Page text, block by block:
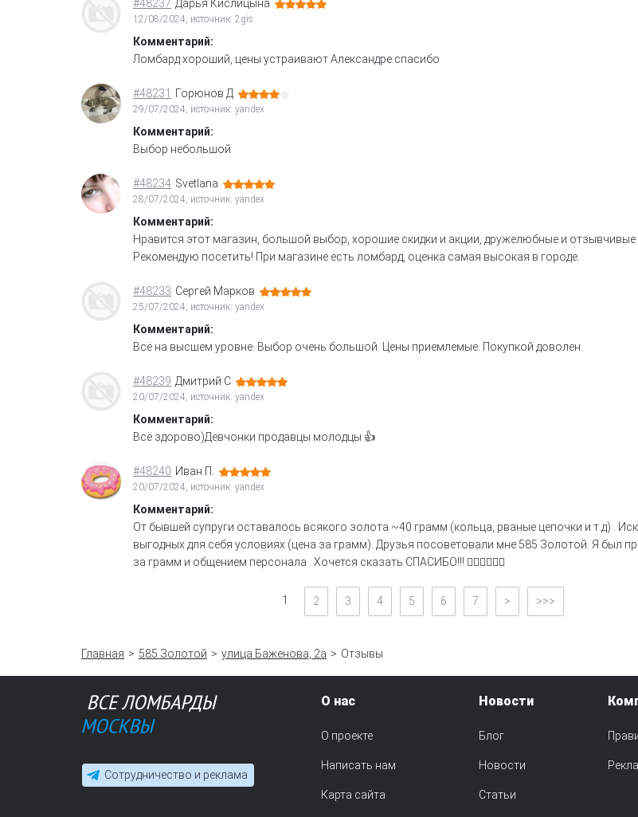
#48237 Дарья Кислицына
12/08/2024, источник: 2gis
Комментарий:
Ломбард хороший, цены устраивают Александре спасибо
#48231 Горюнов Д
29/07/2024, источник: yandex
Комментарий:
Выбор небольшой
#48234 Svetlana
28/07/2024, источник: yandex
Комментарий:
Нравится этот магазин, большой выбор, хорошие скидки и акции, дружелюбные и
Рекомендую посетить! При магазине есть ломбард, оценка самая высокая в городе.
#48233 Сергей Марков
25/07/2024, источник: yandex
Комментарий:
Всё на высшем уровне. Выбор очень большой. Цены приемлемые. Покупкой доволен.
#48239 Дмитрий С
20/07/2024, источник: yandex
Комментарий:
Всё здорово)Девчонки продавцы молодцы 👍
#48240 Иван П.
20/07/2024, источник: yandex
Комментарий:
От бывшей супруги оставалось всякого золота ~40 грамм (кольца, рваные цепочки и т.д) .
выгодных для себя условиях (цена за грамм). Друзья посоветовали мне 585 Золотой. Я был
за грамм и общением персонала . Хочется сказать СПАСИБО!!! 👍🏻👍🏻👍🏻
1 2 3 4 5 6 7 > >>>
Главная 585 Золотой улица Баженова, 2а Отзывы
О нас
О проекте
Написать нам
Карта сайта
Новости
Блог
Новости
Статьи
Сотрудничество и реклама